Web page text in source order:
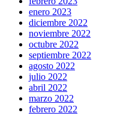
enero 2023
diciembre 2022
noviembre 2022
octubre 2022
septiembre 2022
agosto 2022
julio 2022
abril 2022
marzo 2022
febrero 2022